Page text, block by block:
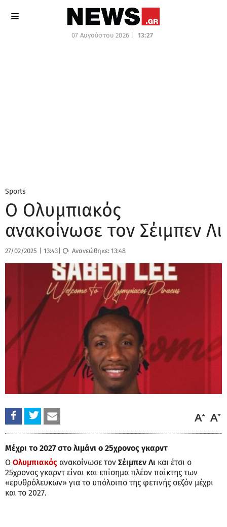
07 Αυγούστου 2026 | 13:27
Sports
Ο Ολυμπιακός
ανακοίνωσε τον Σέιμπεν Λι
27/02/2025 13:43 Ανανεώθηκε:13:48
Μέχρι το 2027 στο λιμάνι ο 25χρονος γκαρντ
Ο Ολυμπιακός ανακοίνωσε τον Σέιμπεν Λι και έτσι ο
25χρονος γκαρντ είναι και επίσημα πλέον παίκτης των
«ερυθρόλευκων» για το υπόλοιπο της φετινής σεζόν μέχρι
και το 2027.